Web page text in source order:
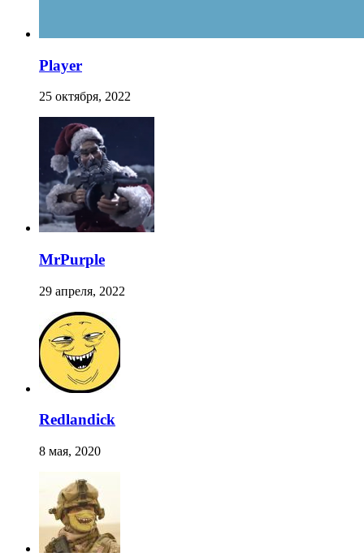
Player
25 октября, 2022
MrPurple
29 апреля, 2022
Redlandick
8 мая, 2020